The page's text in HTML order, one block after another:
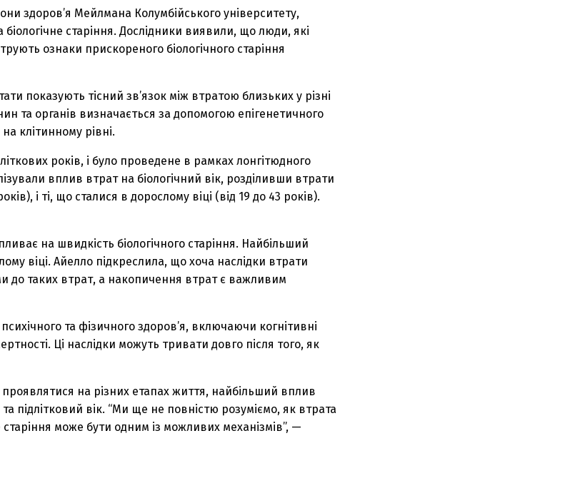
здоров’я Мейлмана Колумбійського університету,
старіння. Дослідники виявили, що люди, які
ознаки прискореного біологічного старіння
показують тісний зв’язок між втратою близьких у різні
та органів визначається за допомогою епігенетичного
клітинному рівні.
років, і було проведене в рамках лонгітюдного
вплив втрат на біологічний вік, розділивши втрати
і ті, що сталися в дорослому віці (від 19 до 43 років).
на швидкість біологічного старіння. Найбільший
віці. Айелло підкреслила, що хоча наслідки втрати
до таких втрат, а накопичення втрат є важливим
та фізичного здоров’я, включаючи когнітивні
Ці наслідки можуть тривати довго після того, як
на різних етапах життя, найбільший вплив
підлітковий вік. “Ми ще не повністю розуміємо, як втрата
може бути одним із можливих механізмів”, —